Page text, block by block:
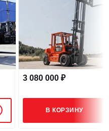
ПАРАМЕТРЫ
3 080 000 ₽
В КОРЗИНУ